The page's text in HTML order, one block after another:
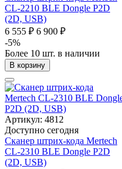
CL-2210 BLE Dongle P2D
(2D, USB)
6 555 ₽ 6 900 ₽
-5%
Более 10 шт. в наличии
В корзину
Артикул: 4812
Доступно сегодня
Сканер штрих-кода Mertech
CL-2310 BLE Dongle P2D
(2D, USB)